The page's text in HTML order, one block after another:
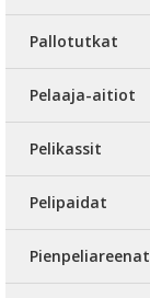
Pallotutkat
Pelaaja-aitiot
Pelikassit
Pelipaidat
Pienpeliareenat